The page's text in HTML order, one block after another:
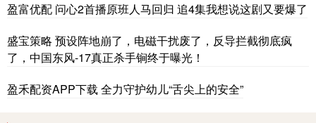
盈富优配 问心2首播原班人马回归 追4集我想说这剧又要爆了
盛宝策略 预设阵地崩了，电磁干扰废了，反导拦截彻底疯
了，中国东风-17真正杀手锏终于曝光！
盈禾配资APP下载 全力守护幼儿“舌尖上的安全”